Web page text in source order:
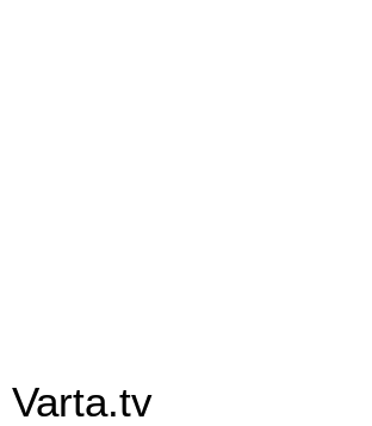
Varta.tv